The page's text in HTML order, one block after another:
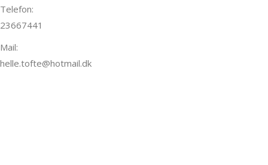
Telefon:
23667441
Mail:
helle.tofte@hotmail.dk